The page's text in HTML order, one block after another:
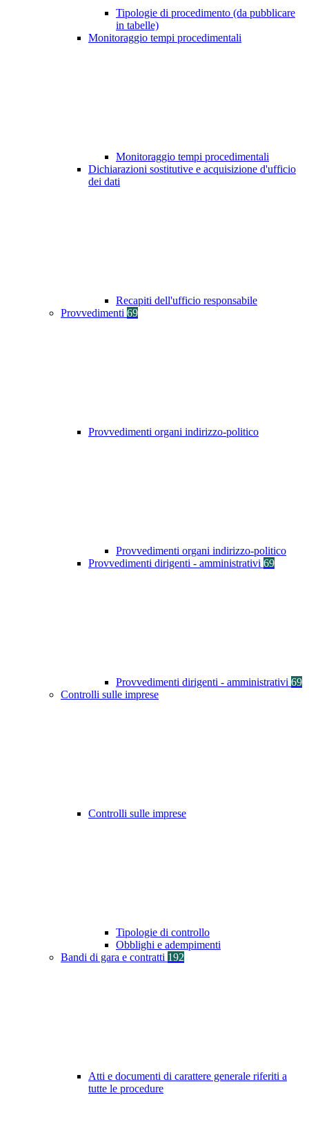
Tipologie di procedimento (da pubblicare
in tabelle)
Monitoraggio tempi procedimentali
Monitoraggio tempi procedimentali
Dichiarazioni sostitutive e acquisizione d'ufficio
dei dati
Recapiti dell'ufficio responsabile
Provvedimenti 69
Provvedimenti organi indirizzo-politico
Provvedimenti organi indirizzo-politico
Provvedimenti dirigenti - amministrativi 69
Provvedimenti dirigenti - amministrativi 69
Controlli sulle imprese
Controlli sulle imprese
Tipologie di controllo
Obblighi e adempimenti
Bandi di gara e contratti 192
Atti e documenti di carattere generale riferiti a
tutte le procedure